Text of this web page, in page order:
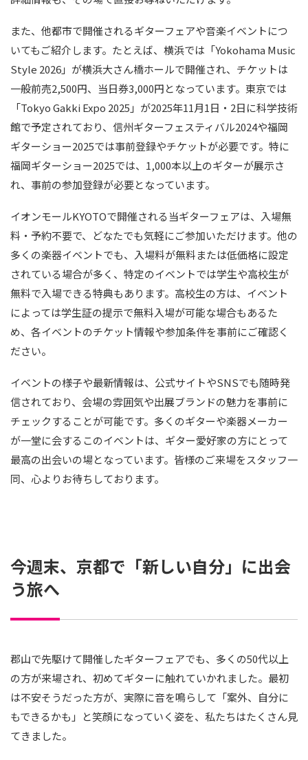
また、他都市で開催されるギターフェアや音楽イベントにつ
いてもご紹介します。たとえば、横浜では「Yokohama Music
Style 2026」が横浜大さん橋ホールで開催され、チケットは
一般前売2,500円、当日券3,000円となっています。東京では
「Tokyo Gakki Expo 2025」が2025年11月1日・2日に科学技術
館で予定されており、信州ギターフェスティバル2024や福岡
ギターショー2025では事前登録やチケットが必要です。特に
福岡ギターショー2025では、1,000本以上のギターが展示さ
れ、事前の参加登録が必要となっています。
イオンモールKYOTOで開催される当ギターフェアは、入場無
料・予約不要で、どなたでも気軽にご参加いただけます。他の
多くの楽器イベントでも、入場料が無料または低価格に設定
されている場合が多く、特定のイベントでは学生や高校生が
無料で入場できる特典もあります。高校生の方は、イベント
によっては学生証の提示で無料入場が可能な場合もあるた
め、各イベントのチケット情報や参加条件を事前にご確認く
ださい。
イベントの様子や最新情報は、公式サイトやSNSでも随時発
信されており、会場の雰囲気や出展ブランドの魅力を事前に
チェックすることが可能です。多くのギターや楽器メーカー
が一堂に会するこのイベントは、ギター愛好家の方にとって
最高の出会いの場となっています。皆様のご来場をスタッフ一
同、心よりお待ちしております。
今週末、京都で「新しい自分」に出会
う旅へ
郡山で先駆けて開催したギターフェアでも、多くの50代以上
の方が来場され、初めてギターに触れていかれました。最初
は不安そうだった方が、実際に音を鳴らして「案外、自分に
もできるかも」と笑顔になっていく姿を、私たちはたくさん見
てきました。